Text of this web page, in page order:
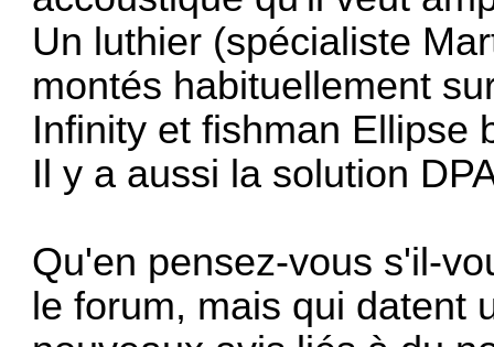
Un luthier (spécialiste
montés habituellement
Infinity et fishman Ellipse
Il y a aussi la solution
Qu'en pensez-vous s'il-
le forum, mais qui datent